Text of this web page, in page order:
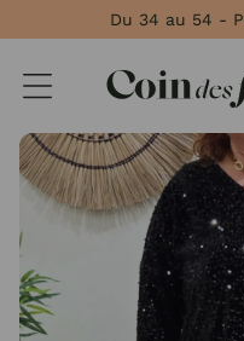
Du 34 au 54 -
Panneau de gestion des